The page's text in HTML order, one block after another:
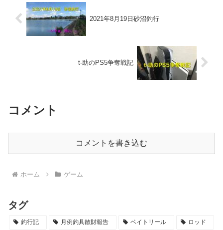
2021年8月19日砂沼釣行
t-助のPS5争奪戦記
コメント
コメントを書き込む
ホーム ゲーム
タグ
釣行記 月例釣具散財報告 ベイトリール ロッド